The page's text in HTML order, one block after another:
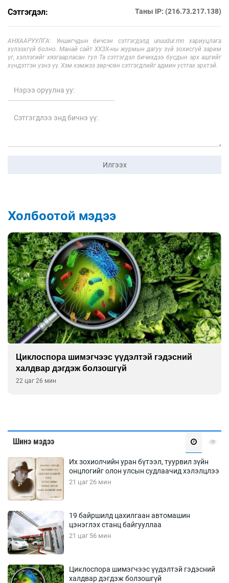
Сэтгэгдэл: Таны IP: (216.73.217.138)
АНХААРУУЛГА: Уншигчдын бичсэн сэтгэгдэлд unuudur.mn хариуцлага
хүлээхгүй болно. Манай сайт ХХЗХ-ны журмын дагуу зүй зохисгүй зарим
үг, хэллэгийг хязгаарласан тул Та сэтгэгдэл бичихдээ бусдын эрх ашгийг
хүндэтгэн үзнэ үү. Хэм хэмжээ зөрчсөн сэтгэгдлийг админ устгах эрхтэй.
Илгээх
Холбоотой мэдээ
Циклоспора шимэгчээс үүдэлтэй гэдэсний
халдвар дэгдэж болзошгүй
22 цаг 26 мин
Шинэ мэдээ
Их зохиолчийн уран бүтээл, туурвил зүйн
онцлогийг олон улсын судлаачид хэлэлцлээ
21 цаг 26 мин
19 байршилд цахилгаан автомашин
цэнэглэх станц байгууллаа
21 цаг 56 мин
Циклоспора шимэгчээс үүдэлтэй гэдэсний
халдвар дэгдэж болзошгүй